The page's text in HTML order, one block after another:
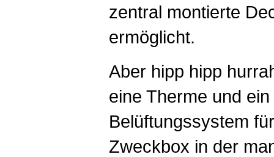
zentral montierte
ermöglicht.
Aber hipp hipp
eine Therme und
Belüftungssystem
Zweckbox in der